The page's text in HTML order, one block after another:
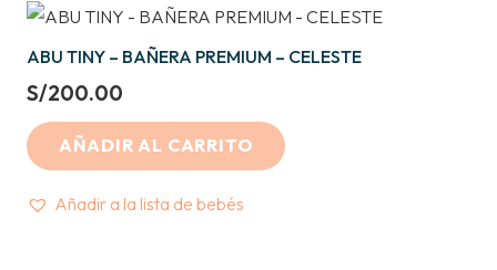
ABU TINY – BAÑERA PREMIUM – CELESTE
S/200.00
AÑADIR AL CARRITO
Añadir a la lista de bebés